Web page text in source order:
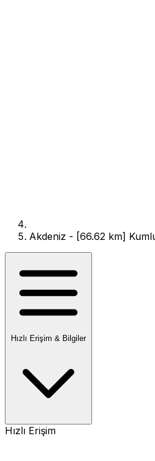
Akdeniz - [66.62 km]
Hızlı Erişim & Bilgiler
Hızlı Erişim